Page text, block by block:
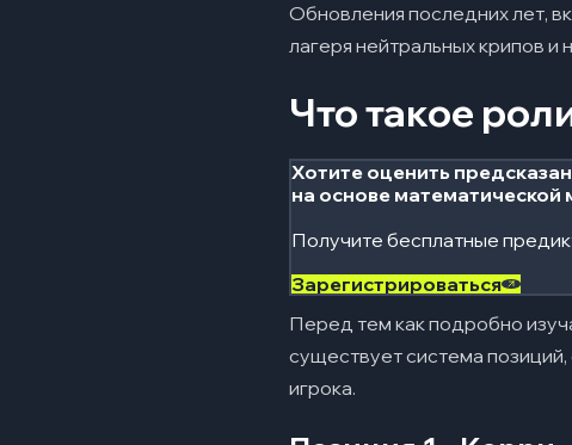
Лагеря нейтральных
Башни
Аванпосты
Рошан
Терзатель
Руны усиления
Руны богатства
Обновления последних лет,
лагеря нейтральных крипов и
Что такое
Хотите оценить
на основе математической
Получите бесплатные
Зарегистрироваться
Перед тем как подробно
существует система
игрока.